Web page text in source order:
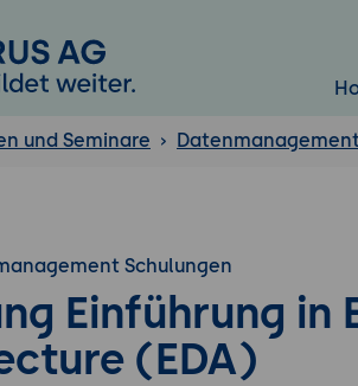
und Seminare Datenmanagement
Schulungen
Einführung in
(EDA)